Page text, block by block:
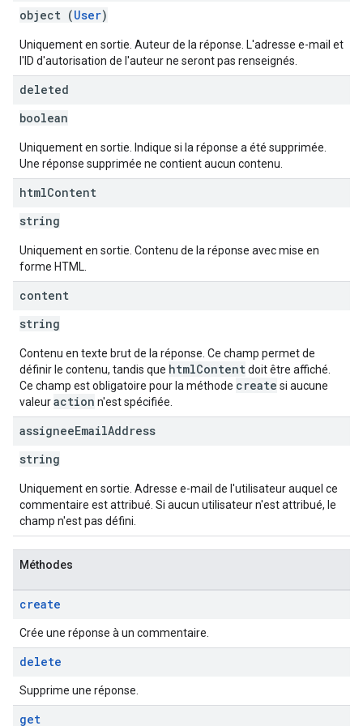
object (User)
Uniquement en sortie. Auteur de la réponse. L'adresse e-mail et
l'ID d'autorisation de l'auteur ne seront pas renseignés.
deleted
boolean
Uniquement en sortie. Indique si la réponse a été supprimée.
Une réponse supprimée ne contient aucun contenu.
htmlContent
string
Uniquement en sortie. Contenu de la réponse avec mise en
forme HTML.
content
string
Contenu en texte brut de la réponse. Ce champ permet de
définir le contenu, tandis que htmlContentdoit être affiché.
Ce champ est obligatoire pour la méthode create si aucune
valeuraction n'est spécifiée.
assigneeEmailAddress
string
Uniquement en sortie. Adresse e-mail de l'utilisateur auquel ce
commentaire est attribué. Si aucun utilisateur n'est attribué, le
champ n'est pas défini.
Méthodes
create
Crée une réponse à un commentaire.
delete
Supprime une réponse.
get